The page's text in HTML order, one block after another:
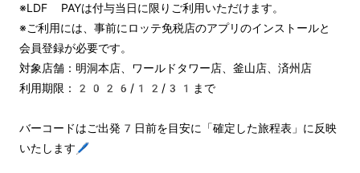
※LDF PAYは付与当日に限りご利用いただけます。
※ご利用には、事前にロッテ免税店のアプリのインストールと
会員登録が必要です。
対象店舗：明洞本店、ワールドタワー店、釜山店、済州店
利用期限：2026/12/31まで
バーコードはご出発7日前を目安に「確定した旅程表」に反映
いたします🖊️